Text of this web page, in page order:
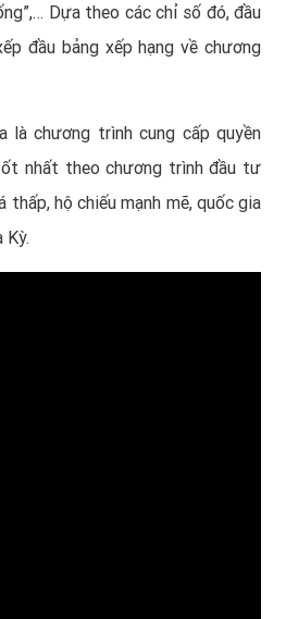
Dựa theo các chỉ số đó, đầu
đầu bảng xếp hạng về chương
là chương trình cung cấp quyền
nhất theo chương trình đầu tư
hộ chiếu mạnh mẽ, quốc gia
Kỳ.